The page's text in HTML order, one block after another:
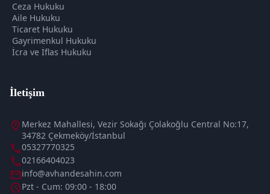
Ceza Hukuku
Aile Hukuku
Ticaret Hukuku
Gayrimenkul Hukuku
İcra ve İflas Hukuku
İletişim
location_on Merkez Mahallesi, Vezir Sokağı Çolakoğlu Central No:17,
34782 Çekmeköy/İstanbul
call05327770325
call02166404023
mailinfo@avhandesahin.com
schedulePzt - Cum: 09:00 - 18:00